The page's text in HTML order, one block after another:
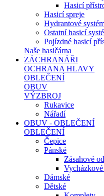
Hasicí
Hasicí spreje
Hydrantové
Ostatní hasicí
Pojízdné hasicí
Naše hasičárna
ZÁCHRANÁŘI
OCHRANA HLAVY
OBLEČENÍ
OBUV
VÝZBROJ
Rukavice
Nářadí
OBUV - OBLEČENÍ
OBLEČENÍ
Čepice
Pánské
Zásahové
Dámské
Dětské